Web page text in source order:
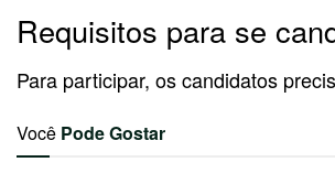
Requisitos para se
Para participar, os candidatos
Você Pode Gostar